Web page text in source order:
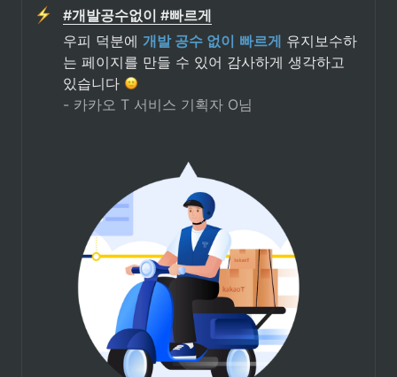
#개발공수없이 #빠르게
우피 덕분에 개발 공수 없이 빠르게 유지보수하
는 페이지를 만들 수 있어 감사하게 생각하고
있습니다
- 카카오 T 서비스 기획자 O님